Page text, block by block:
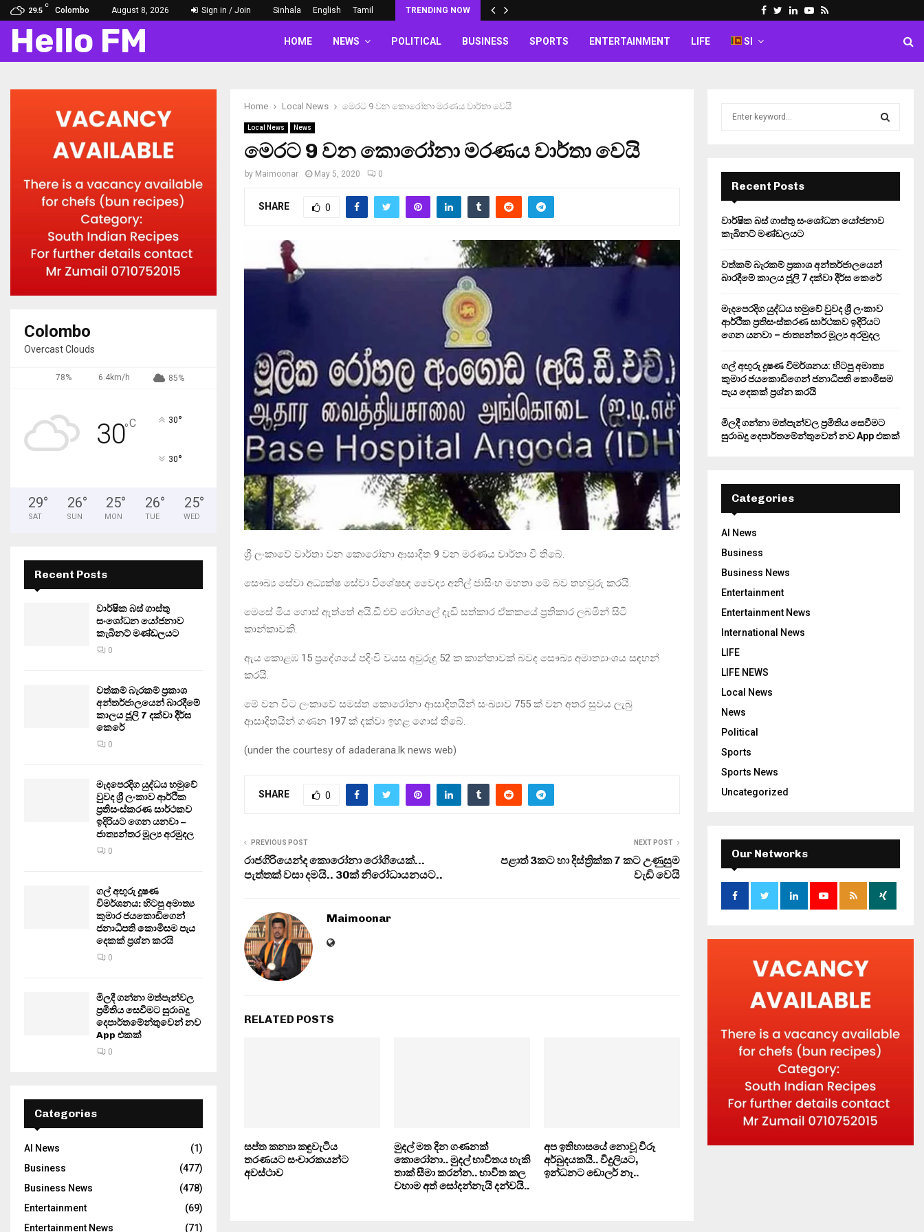
29.5
C
Colombo August 8, 2026 Sign in / Join Sinhala English Tamil TRENDING NOW Facebook
Twitter
LinkedinYoutube
Rss
Hello FM HOME NEWS POLITICAL BUSINESS SPORTS ENTERTAINMENT LIFE SI
Home Local News මෙරට 9 වන කොරෝනා මරණය වාර්තා වෙයි
Local News News
මෙරට 9 වන කොරෝනා මරණය වාර්තා වෙයි
by Maimoonar May 5, 2020 0
SHARE 0
ශ්‍රී ලංකාවේ වාර්තා වන කොරෝනා ආසාදිත 9 වන මරණය වාර්තා වී තිබේ.
සෞඛ්‍ය සේවා අධ්‍යක්ෂ සේවා විශේෂඥ වෛද්‍ය අනිල් ජාසිංහ මහතා මේ බව තහවුරු කරයි.
මෙසේ මිය ගොස් ඇත්තේ අයි.ඩී.එච් රෝහලේ දැඩි සත්කාර ඒකකයේ ප්‍රතිකාර ලබමින් සිටි
කාන්කාවකි.
ඇය කොළඹ 15 ප්‍රදේශයේ පදිංචි වයස අවුරුදු 52 ක කාන්තාවක් බවද සෞඛ්‍ය අමාත්‍යාංශය සඳහන්
කරයි.
මේ වන විට ලංකාවේ සමස්ත කොරෝනා ආසාදිතයින් සංඛ්‍යාව 755 ක් වන අතර සුවය ලැබු
ආසාදිතයින් ගණන 197 ක් දක්වා ඉහළ ගොස් තිබේ.
(under the courtesy of adaderana.lk news web)
SHARE 0
PREVIOUS POST
රාජගිරියෙන්ද කොරෝනා රෝගියෙක්…
පැත්තක් වසා දමයි.. 30ක් නිරෝධායනයට..
NEXT POST
පළාත් 3කට හා දිස්ත්‍රික්ක 7 කට උණුසුම
වැඩි වෙයි
Maimoonar
RELATED POSTS
සප්ත කන්‍යා කඳුවැටිය
තරණයට සංචාරකයන්ට
අවස්ථාව
මුදල් මත දින ගණනක්
කොරෝනා.. මුදල් භාවිතය හැකි
තාක් සීමා කරන්න.. භාවිත කල
වහාම අත් සෝදන්නැයි දන්වයි..
අප ඉතිහාසයේ නොවූ විරූ
අර්බුදයකයි.. විදුලියට,
ඉන්ධනට ඩොලර් නෑ..
Colombo
Overcast Clouds
78% 6.4km/h 85%
30°C 30°
30°
29°
SAT
26°
SUN
25°
MON
26°
TUE
25°
WED
Recent Posts
වාර්ෂික බස් ගාස්තු
සංශෝධන යෝජනාව
කැබිනට් මණ්ඩලයට
0
වත්කම් බැරකම් ප්‍රකාශ
අන්තර්ජාලයෙන් බාරදීමේ
කාලය ජූලි 7 දක්වා දීර්ඝ
කෙරේ
0
මැදපෙරදිග යුද්ධය හමුවේ
වුවද ශ්‍රී ලංකාව ආර්ථික
ප්‍රතිසංස්කරණ සාර්ථකව
ඉදිරියට ගෙන යනවා –
ජාත්‍යන්තර මූල්‍ය අරමුදල
0
ගල් අඟුරු දූෂණ
විමර්ශනය: හිටපු අමාත්‍ය
කුමාර ජයකොඩිගෙන්
ජනාධිපති කොමිසම පැය
දෙකක් ප්‍රශ්න කරයි
0
මිලදී ගන්නා මත්පැන්වල
ප්‍රමිතිය සෙවීමට සුරාබදු
දෙපාර්තමේන්තුවෙන් නව
App එකක්
0
Categories
AI News
(1)
Business
(477)
Business News
(478)
Entertainment
(69)
Entertainment News
(71)
r
:
E
A
R
H
Recent Posts
වාර්ෂික බස් ගාස්තු සංශෝධන යෝජනාව
කැබිනට් මණ්ඩලයට
වත්කම් බැරකම් ප්‍රකාශ අන්තර්ජාලයෙන්
බාරදීමේ කාලය ජූලි 7 දක්වා දීර්ඝ කෙරේ
මැදපෙරදිග යුද්ධය හමුවේ වුවද ශ්‍රී ලංකාව
ආර්ථික ප්‍රතිසංස්කරණ සාර්ථකව ඉදිරියට
ගෙන යනවා – ජාත්‍යන්තර මූල්‍ය අරමුදල
ගල් අඟුරු දූෂණ විමර්ශනය: හිටපු අමාත්‍ය
කුමාර ජයකොඩිගෙන් ජනාධිපති කොමිසම
පැය දෙකක් ප්‍රශ්න කරයි
මිලදී ගන්නා මත්පැන්වල ප්‍රමිතිය සෙවීමට
සුරාබදු දෙපාර්තමේන්තුවෙන් නව App එකක්
Categories
AI News
Business
Business News
Entertainment
Entertainment News
International News
LIFE
LIFE NEWS
Local News
News
Political
Sports
Sports News
Uncategorized
Our Networks